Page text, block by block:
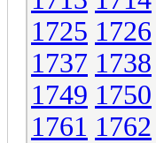
1725 1726
1737 1738
1749 1750
1761 1762